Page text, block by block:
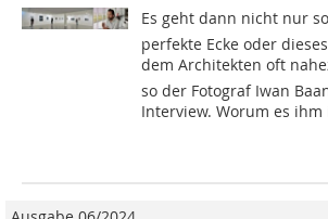
Es geht dann nicht nur
perfekte Ecke oder
dem Architekten oft
so der Fotograf Iwan
Interview. Worum es ihm